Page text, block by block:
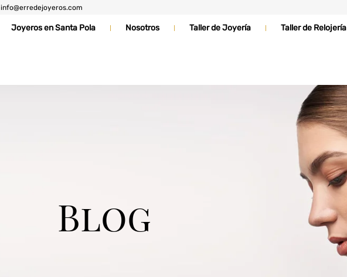
info@erredejoyeros.com
Joyeros en Santa Pola Nosotros Taller de Joyería Taller de Relojería
Blog